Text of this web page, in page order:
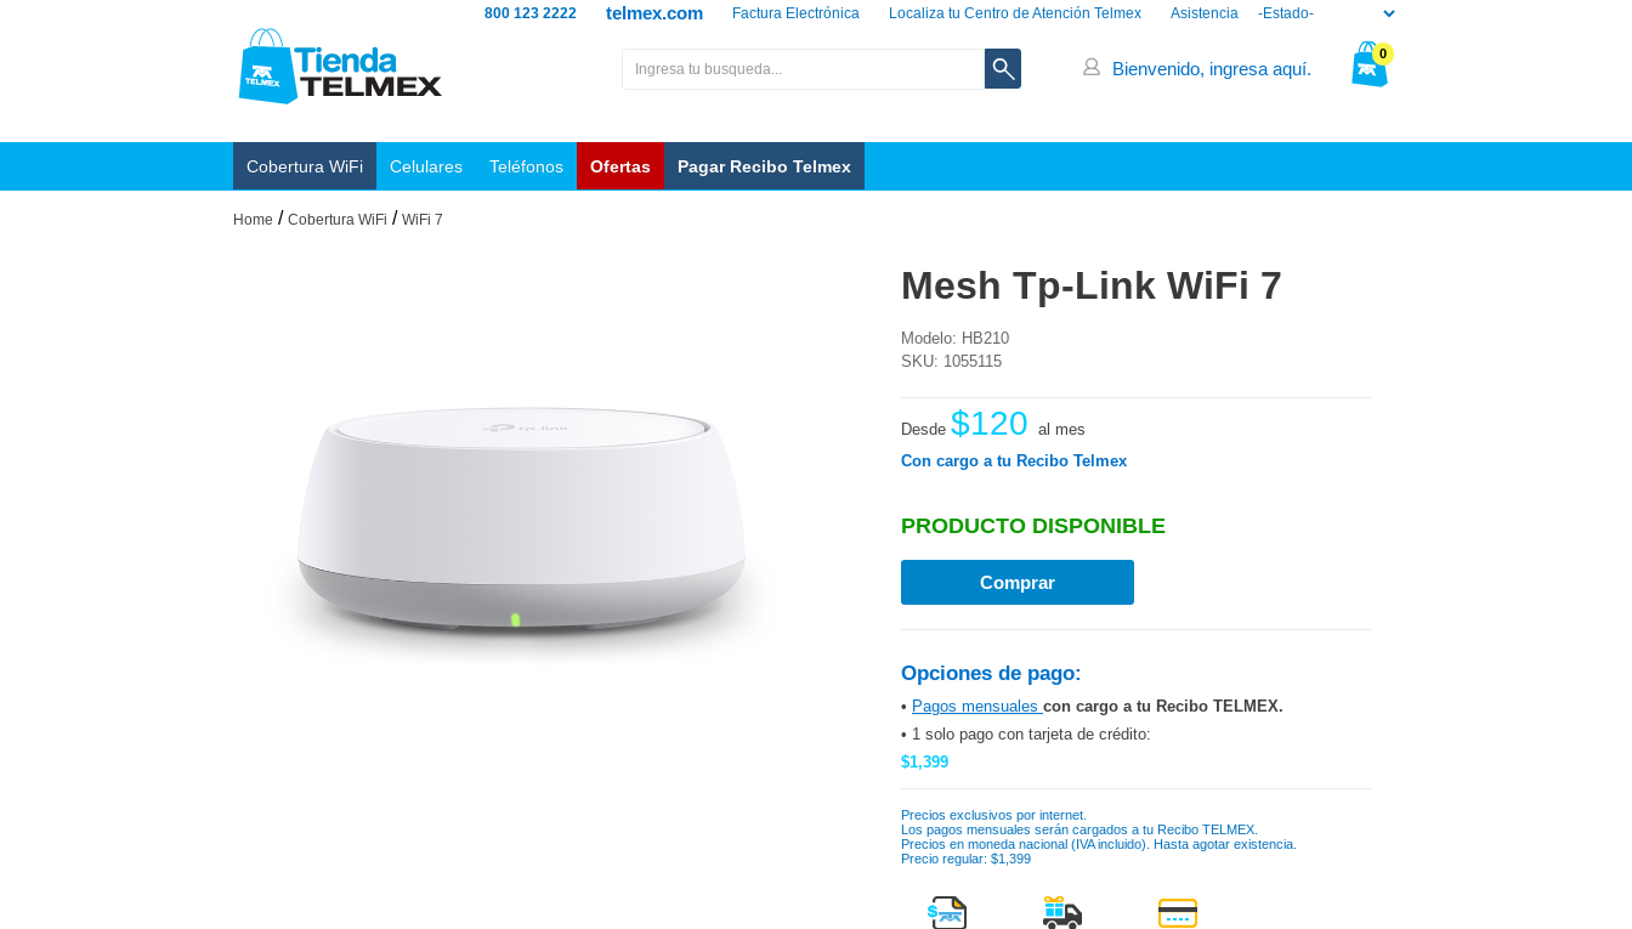
Asistencia
Localiza tu Centro de Atención Telmex
Factura Electrónica
telmex.com
800 123 2222
0
Bienvenido, ingresa aquí.
Cobertura WiFi Celulares Teléfonos Ofertas Pagar Recibo Telmex
Home / Cobertura WiFi / WiFi 7
Mesh Tp-Link WiFi 7
Modelo: HB210
SKU: 1055115
Desde $120 al mes
Con cargo a tu Recibo Telmex
PRODUCTO DISPONIBLE
Opciones de pago:
• Pagos mensuales con cargo a tu Recibo TELMEX.
• 1 solo pago con tarjeta de crédito:
$1,399
Precios exclusivos por internet.
Los pagos mensuales serán cargados a tu Recibo TELMEX.
Precios en moneda nacional (IVA incluido). Hasta agotar existencia.
Precio regular: $1,399